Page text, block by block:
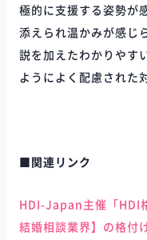
極的に支援する姿勢が
添えられ温かみが感じ
説を加えたわかりやす
ようによく配慮された
■関連リンク
HDI-Japan主催「HDI
結婚相談業界】の格付